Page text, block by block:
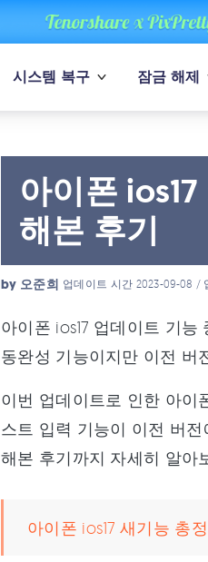
시스템 복구 잠금 해제
아이폰
해본 후기
by 오준희 업데이트 시간 2023-09-08
아이폰 ios17 업데이트 기
동완성 기능이지만 이전 버
이번 업데이트로 인한 아이
스트 입력 기능이 이전 버
해본 후기까지 자세히 알아
아이폰 ios17 새기능 총